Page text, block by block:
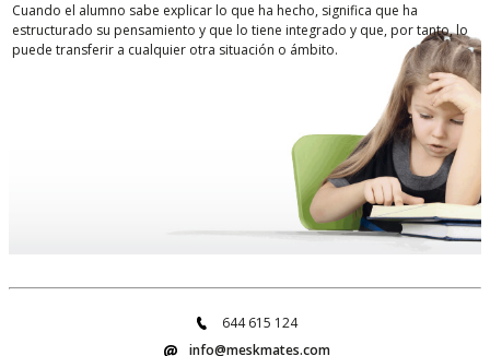
Cuando el alumno sabe explicar lo que ha hecho, significa que ha
estructurado su pensamiento y que lo tiene integrado y que, por tanto, lo
puede transferir a cualquier otra situación o ámbito.
644 615 124
info@meskmates.com